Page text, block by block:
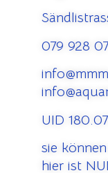
079 928
UID
sie
hier ist